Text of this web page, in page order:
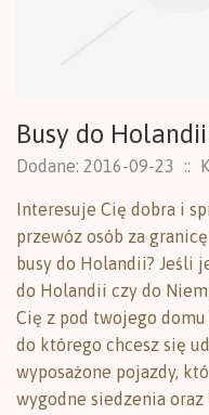
Busy do
Dodane: 2016-09-23 ::
Interesuje Cię dobra i
przewóz osób za
busy do Holandii? Jeśli
do Holandii czy do
Cię z pod twojego domu
do którego chcesz się
wyposażone pojazdy,
wygodne siedzenia oraz